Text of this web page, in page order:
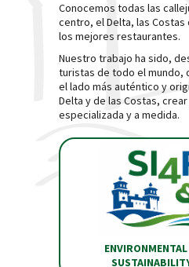
Conocemos todas las
centro, el Delta, las
los mejores restaurantes.
Nuestro trabajo ha sido,
turistas de todo el mundo,
el lado más auténtico y
Delta y de las Costas,
especializada y a medida.